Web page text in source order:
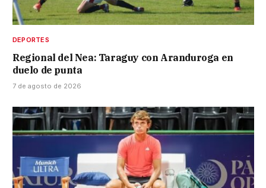
DEPORTES
Regional del Nea: Taraguy con Aranduroga en
duelo de punta
7 de agosto de 2026